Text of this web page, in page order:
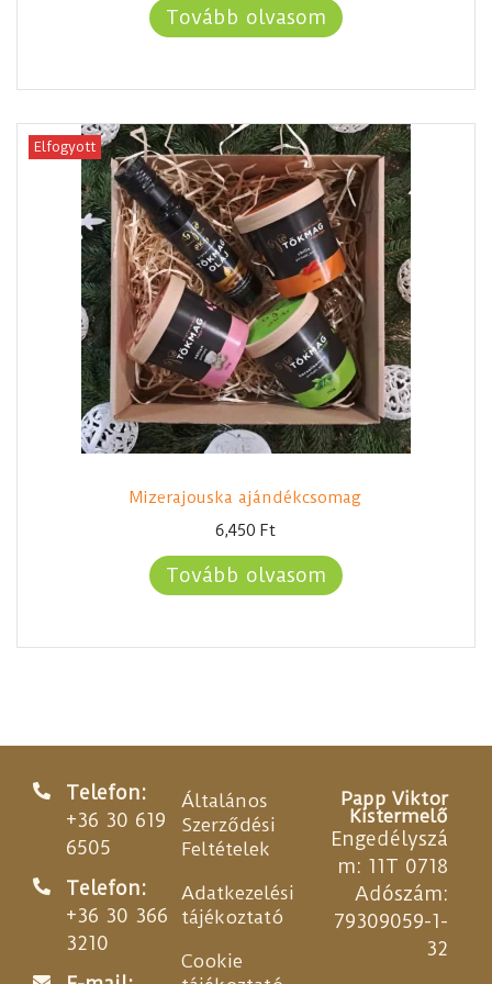
Tovább olvasom
Elfogyott
Mizerajouska ajándékcsomag
6,450 Ft
Tovább olvasom
Telefon:
+36 30 619
6505
Telefon:
+36 30 366
3210
Általános
Szerződési
Feltételek
Adatkezelési
tájékoztató
Cookie
Papp Viktor
Kistermelő
Engedélyszá
m: 11T 0718
Adószám:
79309059-1-
32